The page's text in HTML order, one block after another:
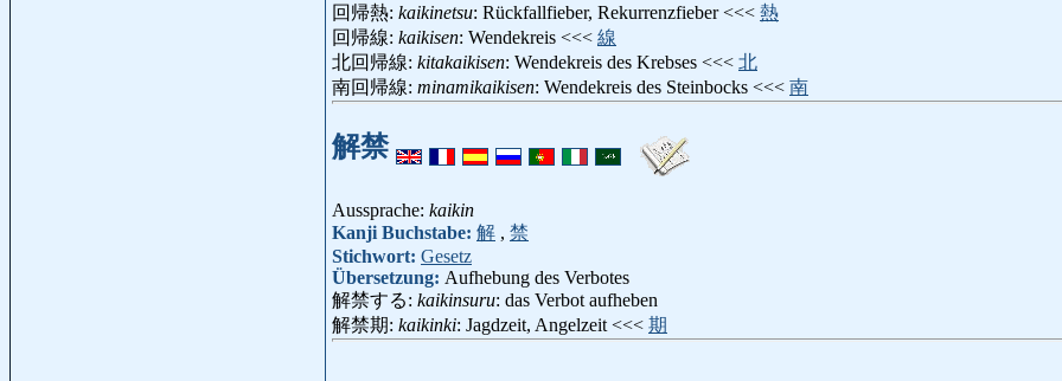
回帰熱: kaikinetsu: Rückfallfieber, Rekurrenzfieber <<< 熱
回帰線: kaikisen: Wendekreis <<< 線
北回帰線: kitakaikisen: Wendekreis des Krebses <<< 北
南回帰線: minamikaikisen: Wendekreis des Steinbocks <<< 南
解禁
Aussprache: kaikin
Kanji Buchstabe: 解 , 禁
Stichwort: Gesetz
Übersetzung: Aufhebung des Verbotes
解禁する: kaikinsuru: das Verbot aufheben
解禁期: kaikinki: Jagdzeit, Angelzeit <<< 期